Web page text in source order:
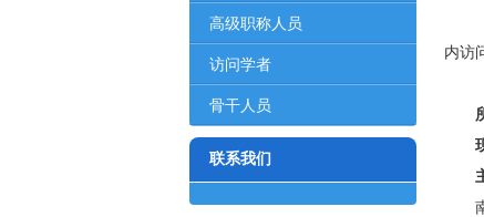
高级职称人员
访问学者
骨干人员
联系我们
内访
所
现
主
南